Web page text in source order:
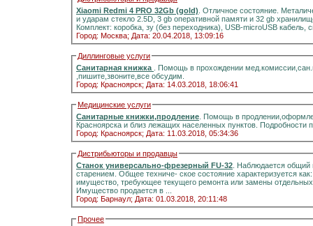
Xiaomi Redmi 4 PRO 32Gb (gold) . Отличное состояние.
и ударам стекло 2.5D, 3 gb оперативной памяти и 32 gb
Комплект: коробка, зу (без переходника), USB-microUSB
Город: Москва; Дата: 20.04.2018, 13:09:16
Диллинговые услуги
Санитарная книжка
. Помощь в прохождении
,пишите,звоните,все обсудим.
Город: Красноярск; Дата: 14.03.2018, 18:06:41
Медицинские услуги
Санитарные книжки,продление . Помощь в
Красноярска и близ лежащих населенных пунктов.
Город: Красноярск; Дата: 11.03.2018, 05:34:36
Дистрибьюторы и продавцы
Станок универсально-фрезерный FU-32 . Наблюдается
старением. Общее техниче- ское состояние характеризуется
имущество, требующее текущего ремонта или замены
Имущество продается в ...
Город: Барнаул; Дата: 01.03.2018, 20:11:48
Прочее